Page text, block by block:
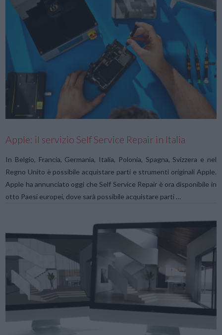
VIEW POST
Apple: il servizio Self Service Repair in Italia
In Belgio, Francia, Germania, Italia, Polonia, Spagna, Svizzera e nel
Regno Unito è possibile acquistare parti e strumenti originali Apple.
Apple ha annunciato oggi che Self Service Repair è ora disponibile in
otto Paesi europei, dove sarà possibile acquistare parti …